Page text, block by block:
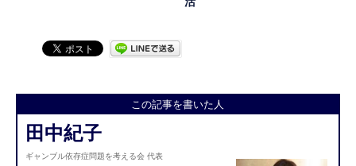
この記事を書いた人
田中紀子
ギャンブル依存症問題を考える会 代表